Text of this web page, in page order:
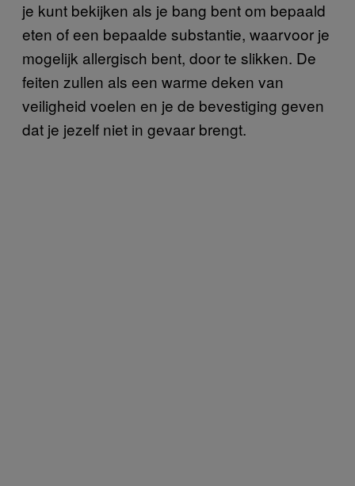
je kunt bekijken als je bang bent om bepaald
eten of een bepaalde substantie, waarvoor je
mogelijk allergisch bent, door te slikken. De
feiten zullen als een warme deken van
veiligheid voelen en je de bevestiging geven
dat je jezelf niet in gevaar brengt.